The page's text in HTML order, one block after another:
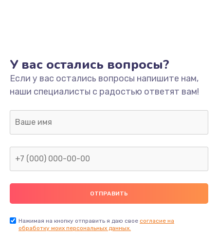
У вас остались вопросы?
Если у вас остались вопросы напишите нам,
наши специалисты с радостью ответят вам!
Нажимая на кнопку отправить я даю свое согласие на
обработку моих персональных данных.